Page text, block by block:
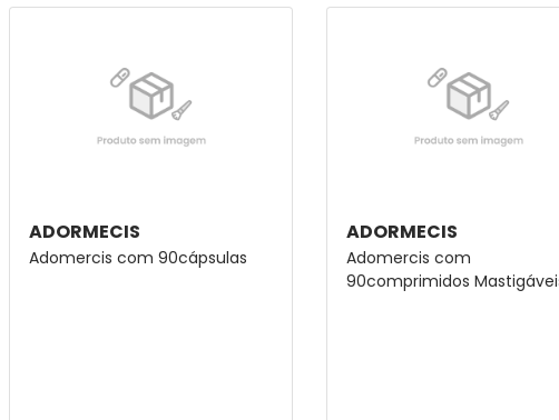
ADORMECIS
Adomercis com 90cápsulas
ADORMECIS
Adomercis com
90comprimidos